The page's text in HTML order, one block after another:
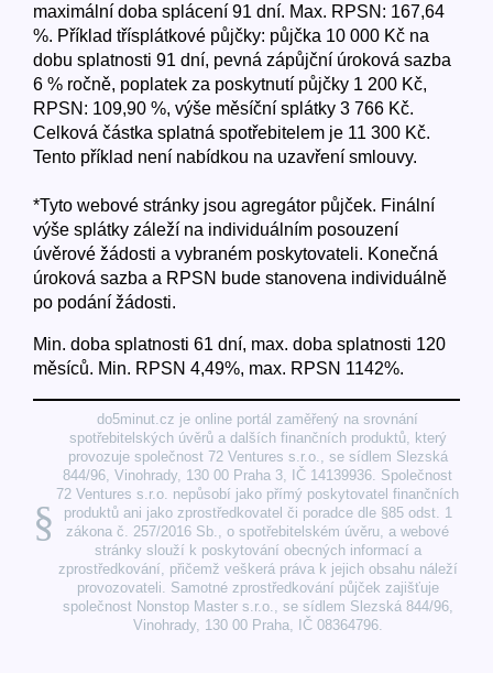
maximální doba splácení 91 dní. Max. RPSN: 167,64
%. Příklad třísplátkové půjčky: půjčka 10 000 Kč na
dobu splatnosti 91 dní, pevná zápůjční úroková sazba
6 % ročně, poplatek za poskytnutí půjčky 1 200 Kč,
RPSN: 109,90 %, výše měsíční splátky 3 766 Kč.
Celková částka splatná spotřebitelem je 11 300 Kč.
Tento příklad není nabídkou na uzavření smlouvy.
*Tyto webové stránky jsou agregátor půjček. Finální
výše splátky záleží na individuálním posouzení
úvěrové žádosti a vybraném poskytovateli. Konečná
úroková sazba a RPSN bude stanovena individuálně
po podání žádosti.
Min. doba splatnosti 61 dní, max. doba splatnosti 120
měsíců. Min. RPSN 4,49%, max. RPSN 1142%.
§
do5minut.cz je online portál zaměřený na srovnání
spotřebitelských úvěrů a dalších finančních produktů, který
provozuje společnost 72 Ventures s.r.o., se sídlem Slezská
844/96, Vinohrady, 130 00 Praha 3, IČ 14139936. Společnost
72 Ventures s.r.o. nepůsobí jako přímý poskytovatel finančních
produktů ani jako zprostředkovatel či poradce dle §85 odst. 1
zákona č. 257/2016 Sb., o spotřebitelském úvěru, a webové
stránky slouží k poskytování obecných informací a
zprostředkování, přičemž veškerá práva k jejich obsahu náleží
provozovateli. Samotné zprostředkování půjček zajišťuje
společnost Nonstop Master s.r.o., se sídlem Slezská 844/96,
Vinohrady, 130 00 Praha, IČ 08364796.